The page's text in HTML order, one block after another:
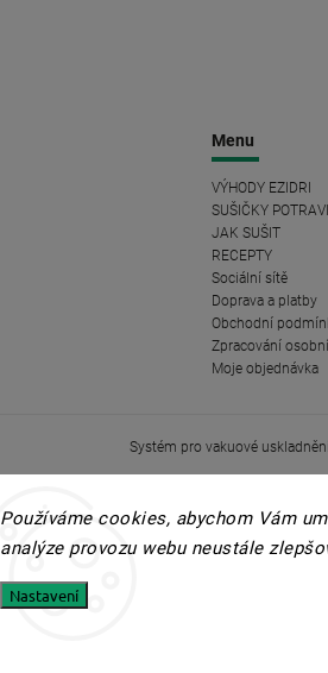
Používáme cookies, abychom Vám
analýze provozu webu neustále
Nastavení
Menu
VÝHODY EZIDRI
SUŠIČKY
JAK SUŠIT
RECEPTY
Sociální sítě
Doprava a platby
Obchodní
Zpracování
Moje objednávka
Systém pro vakuové uskladnění